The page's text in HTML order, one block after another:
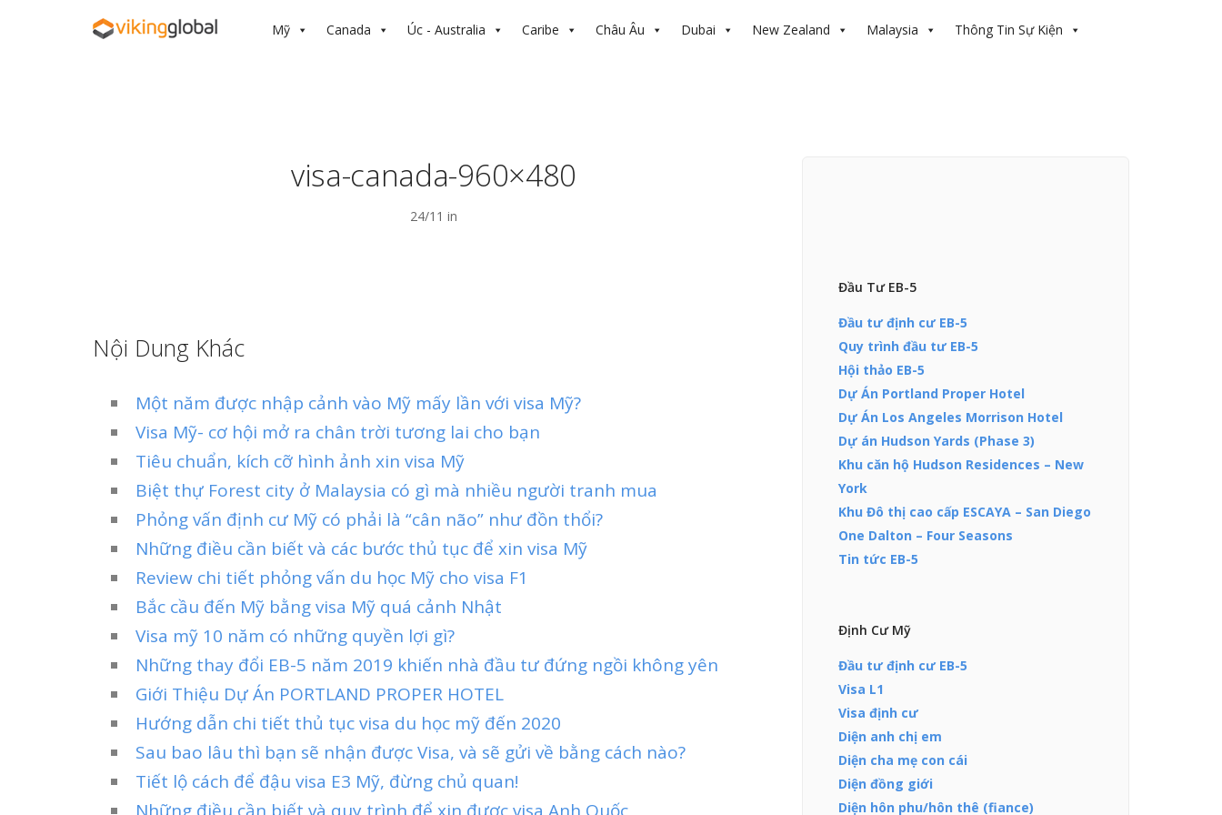
Mỹ Canada Úc - Australia Caribe Châu Âu Dubai New Zealand Malaysia Thông Tin Sự Kiện
visa-canada-960×480
24/11 in
Nội Dung Khác
Một năm được nhập cảnh vào Mỹ mấy lần với visa Mỹ?
Visa Mỹ- cơ hội mở ra chân trời tương lai cho bạn
Tiêu chuẩn, kích cỡ hình ảnh xin visa Mỹ
Biệt thự Forest city ở Malaysia có gì mà nhiều người tranh mua
Phỏng vấn định cư Mỹ có phải là “cân não” như đồn thổi?
Những điều cần biết và các bước thủ tục để xin visa Mỹ
Review chi tiết phỏng vấn du học Mỹ cho visa F1
Bắc cầu đến Mỹ bằng visa Mỹ quá cảnh Nhật
Visa mỹ 10 năm có những quyền lợi gì?
Những thay đổi EB-5 năm 2019 khiến nhà đầu tư đứng ngồi không yên
Giới Thiệu Dự Án PORTLAND PROPER HOTEL
Hướng dẫn chi tiết thủ tục visa du học mỹ đến 2020
Sau bao lâu thì bạn sẽ nhận được Visa, và sẽ gửi về bằng cách nào?
Tiết lộ cách để đậu visa E3 Mỹ, đừng chủ quan!
Những điều cần biết và quy trình để xin được visa Anh Quốc
Đầu Tư EB-5
Đầu tư định cư EB-5
Quy trình đầu tư EB-5
Hội thảo EB-5
Dự Án Portland Proper Hotel
Dự Án Los Angeles Morrison Hotel
Dự án Hudson Yards (Phase 3)
Khu căn hộ Hudson Residences – New
York
Khu Đô thị cao cấp ESCAYA – San Diego
One Dalton – Four Seasons
Tin tức EB-5
Định Cư Mỹ
Đầu tư định cư EB-5
Visa L1
Visa định cư
Diện anh chị em
Diện cha mẹ con cái
Diện đồng giới
Diện hôn phu/hôn thê (fiance)